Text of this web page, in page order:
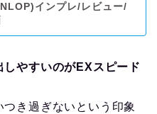
インプレ/レビュー/
やすいのがEXスピード
き過ぎないという印象